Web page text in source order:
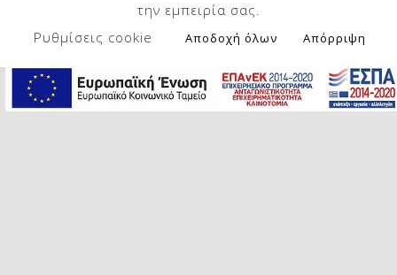
Μπορείτε να αλλάξετε τα λαχανικά,
κάνετε μια παραλλαγή με άλλα,
όπως μπρόκολο, κουνουπίδι,
την εμπειρία σας.
Ρυθμίσεις cookie
Αποδοχή όλων Απόρριψη